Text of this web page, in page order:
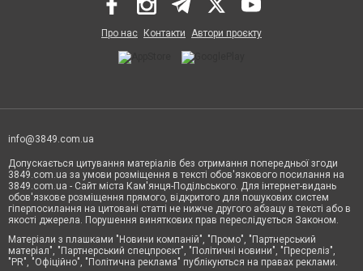
Про нас Контакти Автори проєкту
info@3849.com.ua
Допускається цитування матеріалів без отримання попередньої згоди
3849.com.ua за умови розміщення в тексті обов'язкового посилання на
3849.com.ua - Сайт міста Кам'янця-Подільського. Для інтернет-видань
обов'язкове розміщення прямого, відкритого для пошукових систем
гіперпосилання на цитовані статті не нижче другого абзацу в тексті або в
якості джерела. Порушення виняткових прав переслідується Законом.
Матеріали з плашками "Новини компаній", "Промо", "Партнерський
матеріал", "Партнерський спецпроєкт", "Політичні новини", "Пресреліз",
"PR", "Офіційно", "Політична реклама" публікуються на правах реклами.